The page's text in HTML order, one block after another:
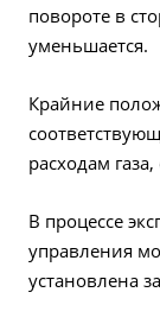
повороте в
уменьшается.
Крайние
расходам
В процессе
управления
установлена